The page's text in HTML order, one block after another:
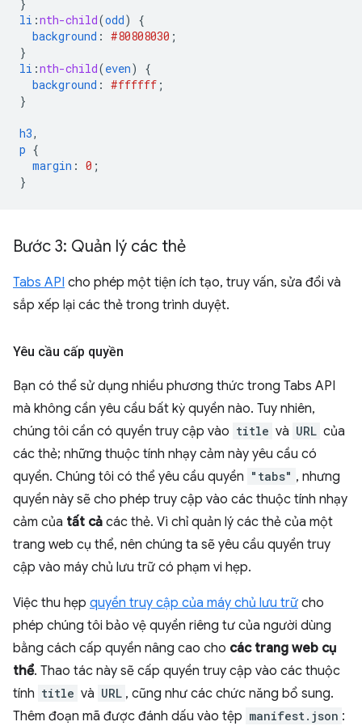
}
li :nth-child(odd)
{
background : #80808030 ;
}
li :nth-child(even)
{
background : #ffffff ;
}
h3,
p {
margin : 0 ;
}
Bước 3: Quản lý các thẻ
Tabs API cho phép một tiện ích tạo, truy vấn, sửa đổi và
sắp xếp lại các thẻ trong trình duyệt.
Yêu cầu cấp quyền
Bạn có thể sử dụng nhiều phương thức trong Tabs API
mà không cần yêu cầu bất kỳ quyền nào. Tuy nhiên,
chúng tôi cần có quyền truy cập vào title và URL của
các thẻ; những thuộc tính nhạy cảm này yêu cầu có
quyền. Chúng tôi có thể yêu cầu quyền "tabs" , nhưng
quyền này sẽ cho phép truy cập vào các thuộc tính nhạy
cảm của tất cả các thẻ. Vì chỉ quản lý các thẻ của một
trang web cụ thể, nên chúng ta sẽ yêu cầu quyền truy
cập vào máy chủ lưu trữ có phạm vi hẹp.
Việc thu hẹp quyền truy cập của máy chủ lưu trữ cho
phép chúng tôi bảo vệ quyền riêng tư của người dùng
bằng cách cấp quyền nâng cao cho các trang web cụ
thể. Thao tác này sẽ cấp quyền truy cập vào các thuộc
tính title và URL , cũng như các chức năng bổ sung.
Thêm đoạn mã được đánh dấu vào tệp manifest.json :